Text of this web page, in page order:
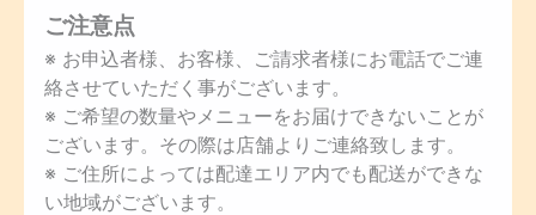
ご注意点
※ お申込者様、お客様、ご請求者様にお電話でご連
絡させていただく事がございます。
※ ご希望の数量やメニューをお届けできないことが
ございます。その際は店舗よりご連絡致します。
※ ご住所によっては配達エリア内でも配送ができな
い地域がございます。